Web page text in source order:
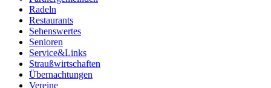
Radeln
Restaurants
Sehenswertes
Senioren
Service&Links
Straußwirtschaften
Übernachtungen
Vereine